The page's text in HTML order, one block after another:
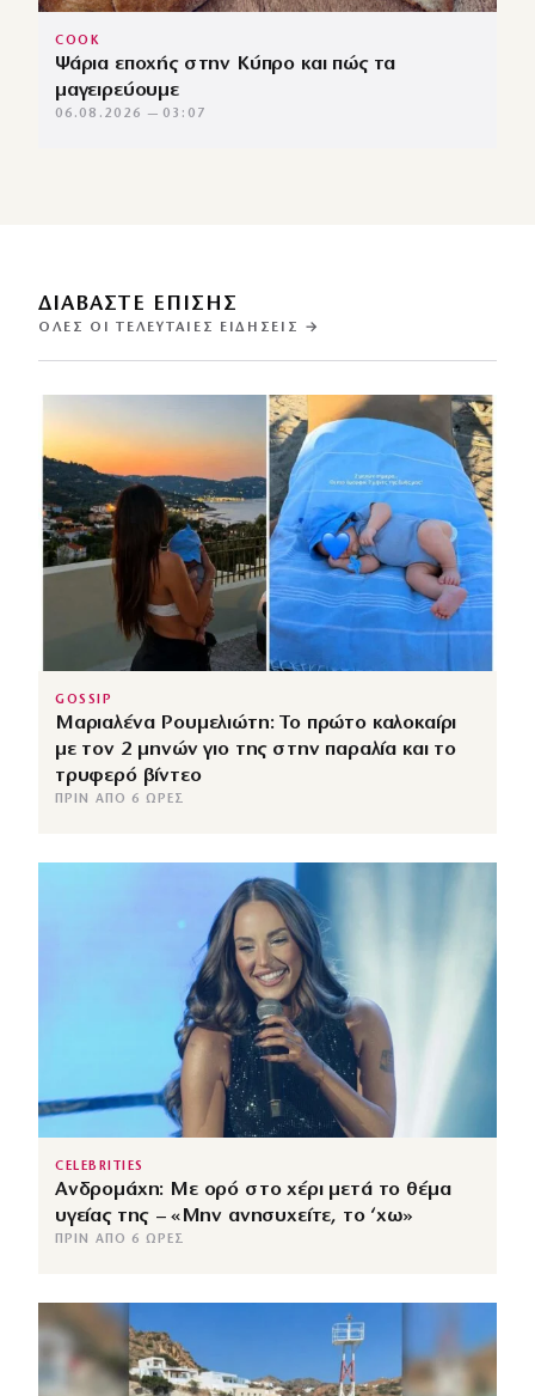
COOK
Ψάρια εποχής στην Κύπρο και πώς τα
μαγειρεύουμε
06.08.2026 — 03:07
ΔΙΑΒΑΣΤΕ ΕΠΙΣΗΣ
ΌΛΕΣ ΟΙ ΤΕΛΕΥΤΑΊΕΣ ΕΙΔΉΣΕΙΣ →
GOSSIP
Μαριαλένα Ρουμελιώτη: Το πρώτο καλοκαίρι
με τον 2 μηνών γιο της στην παραλία και το
τρυφερό βίντεο
ΠΡΙΝ ΑΠΌ 6 ΏΡΕΣ
CELEBRITIES
Ανδρομάχη: Με ορό στο χέρι μετά το θέμα
υγείας της – «Μην ανησυχείτε, το ‘χω»
ΠΡΙΝ ΑΠΌ 6 ΏΡΕΣ